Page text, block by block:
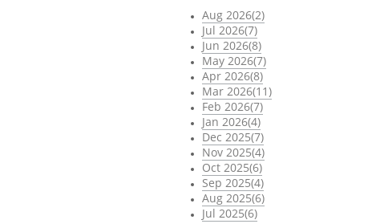
Aug 2026(2)
Jul 2026(7)
Jun 2026(8)
May 2026(7)
Apr 2026(8)
Mar 2026(11)
Feb 2026(7)
Jan 2026(4)
Dec 2025(7)
Nov 2025(4)
Oct 2025(6)
Sep 2025(4)
Aug 2025(6)
Jul 2025(6)